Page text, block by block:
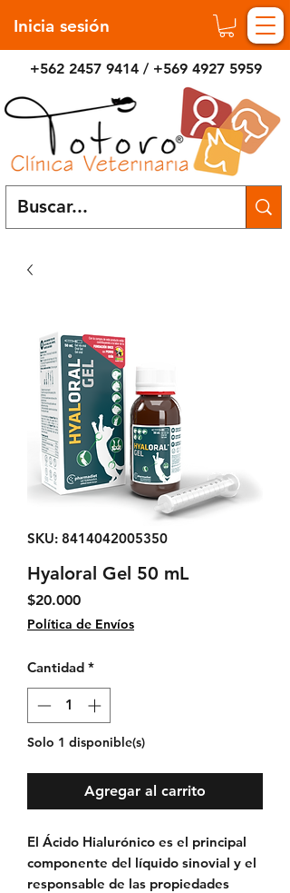
Inicia sesión
+562 2457 9414 / +569 4927 5959
SKU: 8414042005350
Hyaloral Gel 50 mL
$20.000Precio
Política de Envíos
Cantidad *
Solo 1 disponible(s)
Agregar al carrito
El Ácido Hialurónico es el principal
componente del líquido sinovial y el
responsable de las propiedades